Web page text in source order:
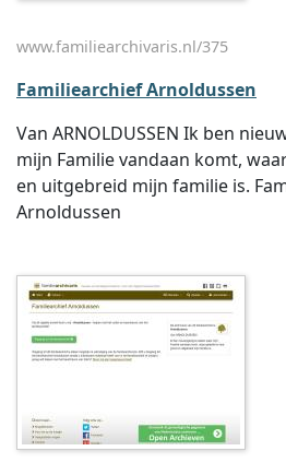
www.familiearchivaris.nl/375
Familiearchief Arnoldussen
Van ARNOLDUSSEN Ik ben
mijn Familie vandaan komt,
en uitgebreid mijn familie is.
Arnoldussen